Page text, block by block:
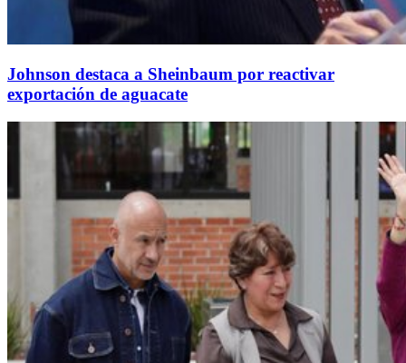
Johnson destaca a Sheinbaum por reactivar
exportación de aguacate